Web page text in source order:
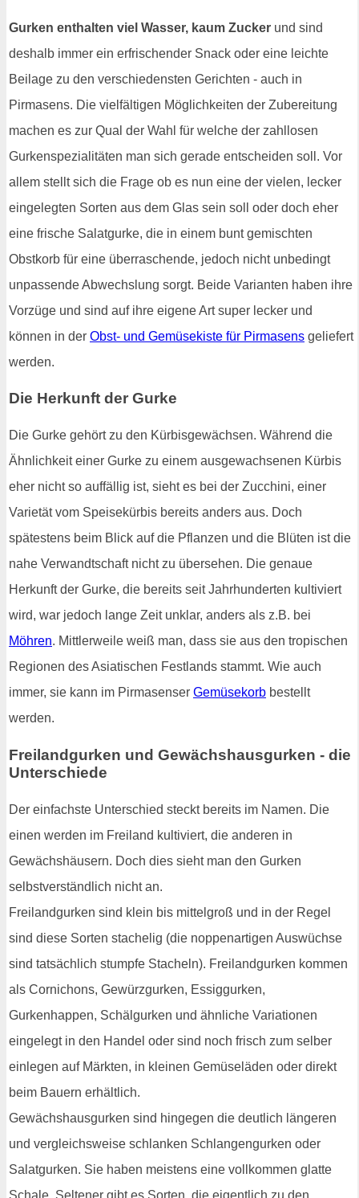
Gurken enthalten viel Wasser, kaum Zucker und sind
deshalb immer ein erfrischender Snack oder eine leichte
Beilage zu den verschiedensten Gerichten - auch in
Pirmasens. Die vielfältigen Möglichkeiten der Zubereitung
machen es zur Qual der Wahl für welche der zahllosen
Gurkenspezialitäten man sich gerade entscheiden soll. Vor
allem stellt sich die Frage ob es nun eine der vielen, lecker
eingelegten Sorten aus dem Glas sein soll oder doch eher
eine frische Salatgurke, die in einem bunt gemischten
Obstkorb für eine überraschende, jedoch nicht unbedingt
unpassende Abwechslung sorgt. Beide Varianten haben ihre
Vorzüge und sind auf ihre eigene Art super lecker und
können in der Obst- und Gemüsekiste für Pirmasens geliefert
werden.
Die Herkunft der Gurke
Die Gurke gehört zu den Kürbisgewächsen. Während die
Ähnlichkeit einer Gurke zu einem ausgewachsenen Kürbis
eher nicht so auffällig ist, sieht es bei der Zucchini, einer
Varietät vom Speisekürbis bereits anders aus. Doch
spätestens beim Blick auf die Pflanzen und die Blüten ist die
nahe Verwandtschaft nicht zu übersehen. Die genaue
Herkunft der Gurke, die bereits seit Jahrhunderten kultiviert
wird, war jedoch lange Zeit unklar, anders als z.B. bei
Möhren. Mittlerweile weiß man, dass sie aus den tropischen
Regionen des Asiatischen Festlands stammt. Wie auch
immer, sie kann im Pirmasenser Gemüsekorb bestellt
werden.
Freilandgurken und Gewächshausgurken - die
Unterschiede
Der einfachste Unterschied steckt bereits im Namen. Die
einen werden im Freiland kultiviert, die anderen in
Gewächshäusern. Doch dies sieht man den Gurken
selbstverständlich nicht an.
Freilandgurken sind klein bis mittelgroß und in der Regel
sind diese Sorten stachelig (die noppenartigen Auswüchse
sind tatsächlich stumpfe Stacheln). Freilandgurken kommen
als Cornichons, Gewürzgurken, Essiggurken,
Gurkenhappen, Schälgurken und ähnliche Variationen
eingelegt in den Handel oder sind noch frisch zum selber
einlegen auf Märkten, in kleinen Gemüseläden oder direkt
beim Bauern erhältlich.
Gewächshausgurken sind hingegen die deutlich längeren
und vergleichsweise schlanken Schlangengurken oder
Salatgurken. Sie haben meistens eine vollkommen glatte
Schale. Seltener gibt es Sorten, die eigentlich zu den